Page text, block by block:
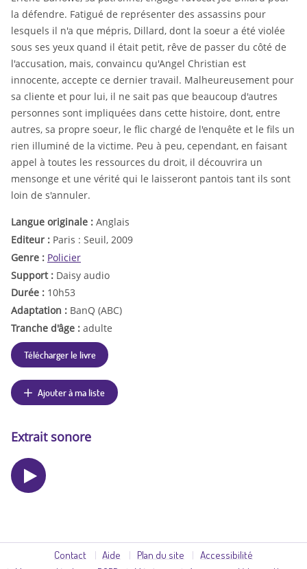
la défendre. Fatigué de représenter des assassins pour
lesquels il n'a que mépris, Dillard, dont la soeur a été violée
sous ses yeux quand il était petit, rêve de passer du côté de
l'accusation, mais, convaincu qu'Angel Christian est
innocente, accepte ce dernier travail. Malheureusement pour
sa cliente et pour lui, il ne sait pas que beaucoup d'autres
personnes sont impliquées dans cette histoire, dont, entre
autres, sa propre soeur, le flic chargé de l'enquête et le fils un
rien illuminé de la victime. Peu à peu, cependant, en faisant
appel à toutes les ressources du droit, il découvrira un
mensonge et une vérité qui le laisseront pantois tant ils sont
loin de s'annuler.
Langue originale : Anglais
Editeur : Paris : Seuil, 2009
Genre : Policier
Support : Daisy audio
Durée : 10h53
Adaptation : BanQ (ABC)
Tranche d'âge : adulte
Télécharger le livre
Ajouter à ma liste
Extrait sonore
Contact Aide Plan du site
Accessibilité